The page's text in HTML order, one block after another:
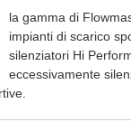
la gamma di
impianti di scarico
silenziatori Hi
eccessivamente